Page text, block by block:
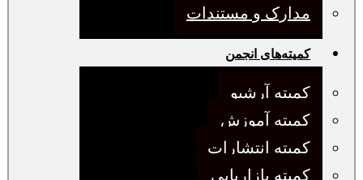
مدارک و مستندات
کمیته‌های انجمن
کمیته آرشیو
کمیته آموزش
کمیته انتشارات
کمیته بازاریابی